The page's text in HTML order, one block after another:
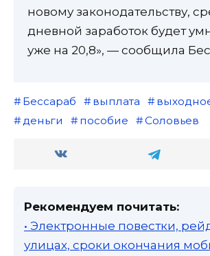
новому законодательству,
дневной заработок будет
уже на 20,8», — сообщила
Бессараб выплата
деньги
пособие Соловьев
Рекомендуем почитать:
• Электронные повестки,
улицах, сроки окончания